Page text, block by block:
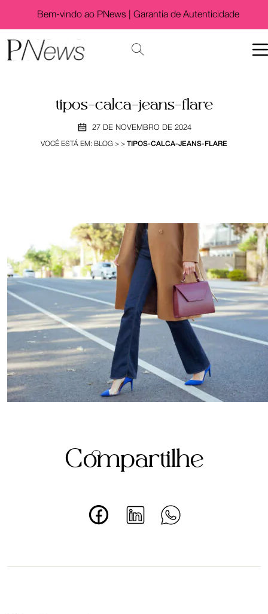
Bem-vindo ao PNews | Garantia de Autenticidade
tipos-calca-jeans-flare
27 DE NOVEMBRO DE 2024
VOCÊ ESTÁ EM: BLOG > > TIPOS-CALCA-JEANS-FLARE
Compartilhe